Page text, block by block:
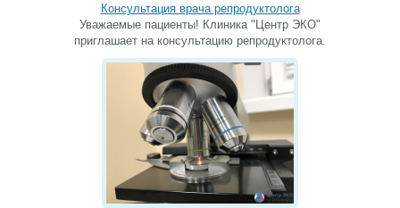
Консультация врача репродуктолога
Уважаемые пациенты! Клиника "Центр ЭКО"
приглашает на консультацию репродуктолога.